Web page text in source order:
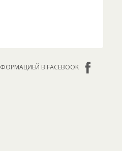
В FACEBOOK